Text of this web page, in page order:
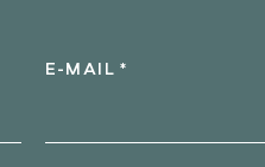
E-MAIL *